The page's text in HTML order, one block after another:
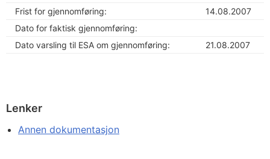
Frist for gjennomføring:
14.08.2007
Dato for faktisk gjennomføring:
Dato varsling til ESA om gjennomføring:
21.08.2007
Lenker
Annen dokumentasjon